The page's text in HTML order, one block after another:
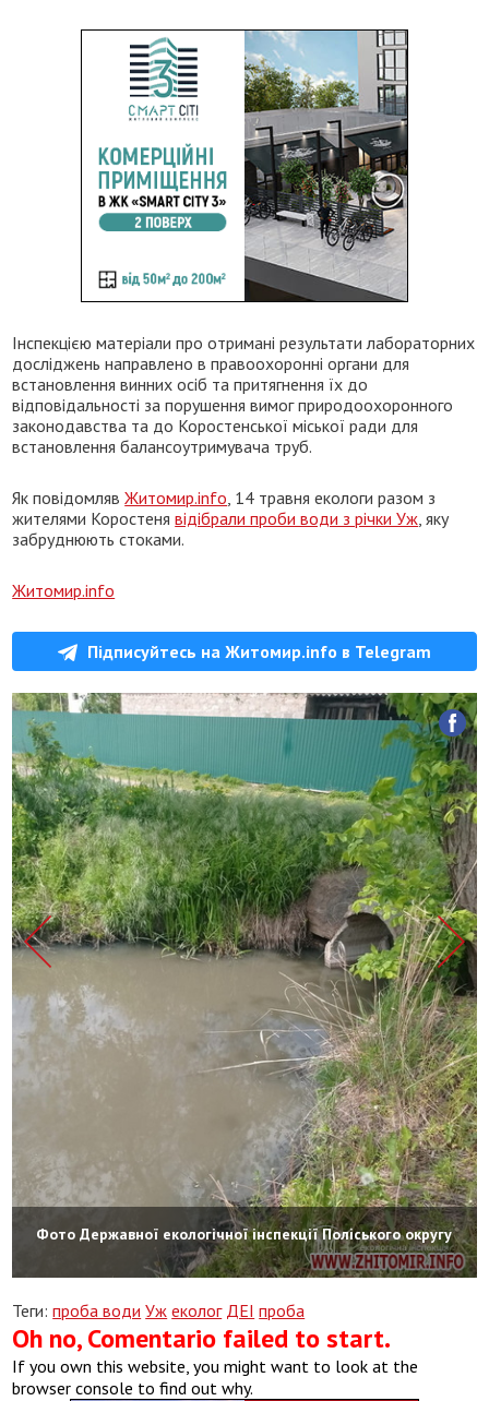
Інспекцією матеріали про отримані результати лабораторних
досліджень направлено в правоохоронні органи для
встановлення винних осіб та притягнення їх до
відповідальності за порушення вимог природоохоронного
законодавства та до Коростенської міської ради для
встановлення балансоутримувача труб.
Як повідомлявЖитомир.info , 14 травня екологи разом з
жителями Коростенявідібрали проби води з річки Уж , яку
забруднюють стоками.
Житомир.info
Підписуйтесь на Житомир.info в Telegram
Фото Державної екологічної інспекції Поліського округу
Теги:проба води Уж еколог ДЕІ проба
Oh no, Comentario failed to start.
If you own this website, you might want to look at the
browser console to find out why.